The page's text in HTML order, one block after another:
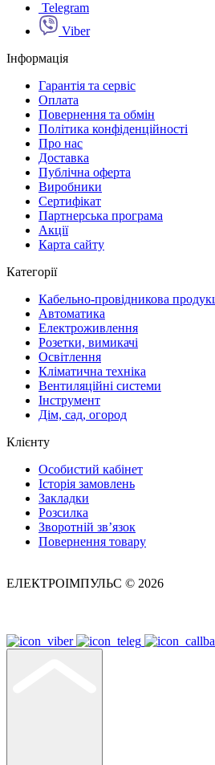
Telegram
Viber
Інформація
Гарантія та сервіс
Оплата
Повернення та обмін
Політика конфіденційності
Про нас
Доставка
Публічна оферта
Виробники
Сертифікат
Партнерська програма
Акції
Карта сайту
Категорії
Кабельно-провідникова
Автоматика
Електроживлення
Розетки, вимикачі
Освітлення
Кліматична техніка
Вентиляційні системи
Інструмент
Дім, сад, огород
Клієнту
Особистий кабінет
Історія замовлень
Закладки
Розсилка
Зворотній зв’язок
Повернення товару
ЕЛЕКТРОІМПУЛЬС © 2026